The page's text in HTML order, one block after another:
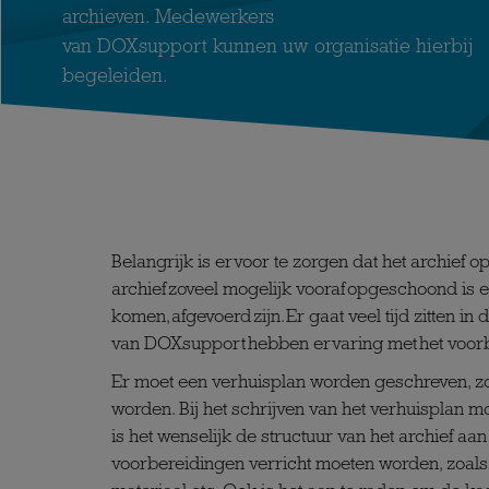
archieven. Medewerkers
van DOXsupport kunnen uw organisatie hierbij
begeleiden.
Belangrijk is ervoor te zorgen dat het archief
archief zoveel mogelijk vooraf opgeschoond
komen, afgevoerd zijn. Er gaat veel tijd zitten
van DOXsupport hebben ervaring met het
Er moet een verhuisplan worden geschreven,
worden. Bij het schrijven van het verhuisplan
is het wenselijk de structuur van het archief
voorbereidingen verricht moeten worden,